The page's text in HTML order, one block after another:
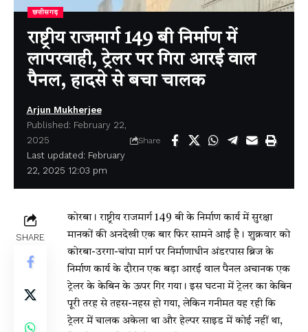
छत्तीसगढ़
राष्ट्रीय राजमार्ग 149 बी निर्माण में
लापरवाही, ट्रेलर पर गिरा आरई वाल
पैनल, हादसे से बचा चालक
Last updated: February
22, 2025 12:03 pm
Arjun Mukherjee
Published: February 22,
2025
Share
SHARE
कोरबा। राष्ट्रीय राजमार्ग 149 बी के निर्माण कार्य में सुरक्षा
मानकों की अनदेखी एक बार फिर सामने आई है। शुक्रवार को
कोरबा-उरगा-चांपा मार्ग पर निर्माणाधीन अंडरपास ब्रिज के
निर्माण कार्य के दौरान एक बड़ा आरई वाल पैनल अचानक एक
ट्रेलर के केबिन के ऊपर गिर गया। इस घटना में ट्रेलर का केबिन
पूरी तरह से तहस-नहस हो गया, लेकिन गनीमत यह रही कि
ट्रेलर में चालक अकेला था और हेल्पर साइड में कोई नहीं था,